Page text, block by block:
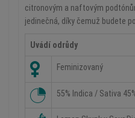
citronovým a naftovým
jedinečná, díky čemuž budete
Uvádí odrůdy
Feminizovaný
55% Indica / Sativa